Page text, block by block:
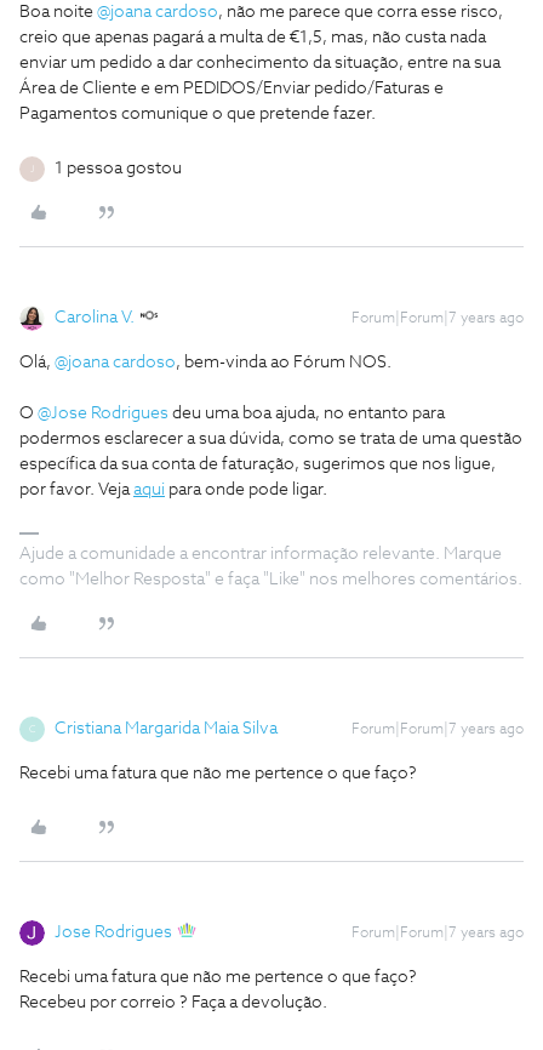
Boa noite @joana cardoso, não me parece que corra esse risco,
creio que apenas pagará a multa de €1,5, mas, não custa nada
enviar um pedido a dar conhecimento da situação, entre na sua
Área de Cliente e em PEDIDOS/Enviar pedido/Faturas e
Pagamentos comunique o que pretende fazer.
1 pessoa gostou
Carolina V. Forum|Forum|7 years ago
Olá, @joana cardoso, bem-vinda ao Fórum NOS.
O @Jose Rodrigues deu uma boa ajuda, no entanto para
podermos esclarecer a sua dúvida, como se trata de uma questão
específica da sua conta de faturação, sugerimos que nos ligue,
por favor. Vejaaqui para onde pode ligar.
Ajude a comunidade a encontrar informação relevante. Marque
como "Melhor Resposta" e faça "Like" nos melhores comentários.
C Cristiana Margarida Maia Silva Forum|Forum|7 years ago
Recebi uma fatura que não me pertence o que faço?
Jose Rodrigues Forum|Forum|7 years ago
Recebi uma fatura que não me pertence o que faço?
Recebeu por correio ? Faça a devolução.